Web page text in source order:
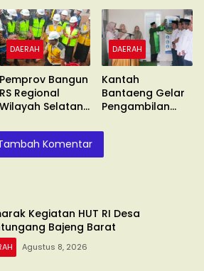
Muhammadiyah
Unras
DAERAH
Pemprov Bangun
RS Regional
Wilayah Selatan
DAERAH
Kantah
Bantaeng Gelar
Pengambilan
Komentar
Kegiatan HUT RI Desa
Bajeng Barat
Agustus 8, 2026